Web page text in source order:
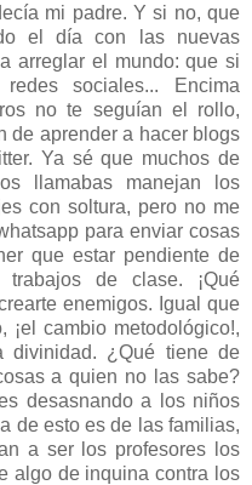
mi padre. Y si no, que
el día con las nuevas
arreglar el mundo: que si
sociales... Encima
no te seguían el rollo,
de aprender a hacer blogs
Ya sé que muchos de
llamabas manejan los
con soltura, pero no me
para enviar cosas
que estar pendiente de
de clase. ¡Qué
enemigos. Igual que
¡el cambio metodológico!,
divinidad. ¿Qué tiene de
a quien no las sabe?
desasnando a los niños
de esto es de las familias,
a ser los profesores los
algo de inquina contra los